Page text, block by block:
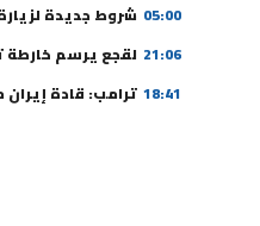
05:00 شروط جديدة
21:06 لقجع يرسم خارطة
18:41 ترامب: قادة